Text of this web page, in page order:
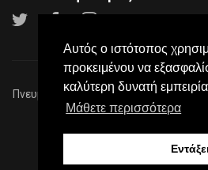
Αυτός ο ιστότοπος
προκειμένου να
καλύτερη δυνατή
Μάθετε περισσότερα
Πνευματικά Δικαιώματα © 2026
νόμιμου